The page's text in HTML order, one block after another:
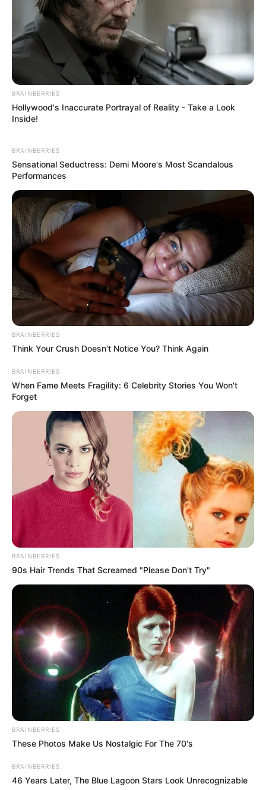
ดวงชะตาผู้ที่เกิดวันพฤหัสบดี
ทิศที่ดีสัปดาห์นี้ ทิศ
ทิศตะวันออก ทิศใต้
เลขมงคลสัปดาห์นี้ 1 4
6 8 ใช้ต่อท้าย ID Line
เสริมดวงดี
สัปดาห์นี้ผู้ที่ทำงานกันเป็นทีม การงานด้านการ
ตลาด การสื่อสาร ประชาสัมพันธ์จะมีข่าวดีจาก
บริวาร ใครที่กำลังคิดสร้างตัวสร้างฐานะทำธุรกิจใหม่
เป็นนายหน้าซื้อขาย ช่วงนี้จะพบช่องทางเห็นความ
สำเร็จ แต่ให้ระวังเรื่องเอกสารสัญญาหรือการ
เปลี่ยนแปลงกระทันหัน ต้องรอบคอบเป็นพิเศษ
สุขภาพระวังเรื่องการกิน ระบบทางเดินอาหาร ทาง
เดินหายใจ ความดัน เงินทองทรัพย์สินระวังเสียหาย
ความรักคนโสดเริ่มมีโอกาพบเจอคนถูกใจ ส่วนคนมี
คู่ความรักราบรื่นดี
ช่วงนี้อยู่บ้านก็สร้างบุญเสริมความดีได้ด้วยการร่วม
บุญเกี่ยวกับการไถ่ชีวิตสัตว์สวดมนต์เสริมสติ สมาธิ
และจิตด้วยบทรัตนปริตร สวดบทบูชาพระ เทวดา
ประจำวันเกิดทุกวัน แล้วแผ่เมตตา เพื่อเสริมดวง
ชะตาให้ราบรื่น
ดวงชะตาผู้ที่เกิดวันศุกร์
ทิศที่ดีสัปดาห์นี้ ทิศ
ตะวันเหนือ ทิศใต้ ทิศ
ตะวันออก เลขมงคล
สัปดาห์นี้ 1 8 5 9 ใช้ต่อ
ท้าย ID Line เสริมดวง
ดี
BRAINBERRIES
Hollywood's Inaccurate Portrayal of Reality - Take a Look
Inside!
BRAINBERRIES
Sensational Seductress: Demi Moore's Most Scandalous
Performances
BRAINBERRIES
Think Your Crush Doesn't Notice You? Think Again
BRAINBERRIES
When Fame Meets Fragility: 6 Celebrity Stories You Won't
Forget
BRAINBERRIES
90s Hair Trends That Screamed "Please Don't Try"
BRAINBERRIES
These Photos Make Us Nostalgic For The 70's
BRAINBERRIES
46 Years Later, The Blue Lagoon Stars Look Unrecognizable